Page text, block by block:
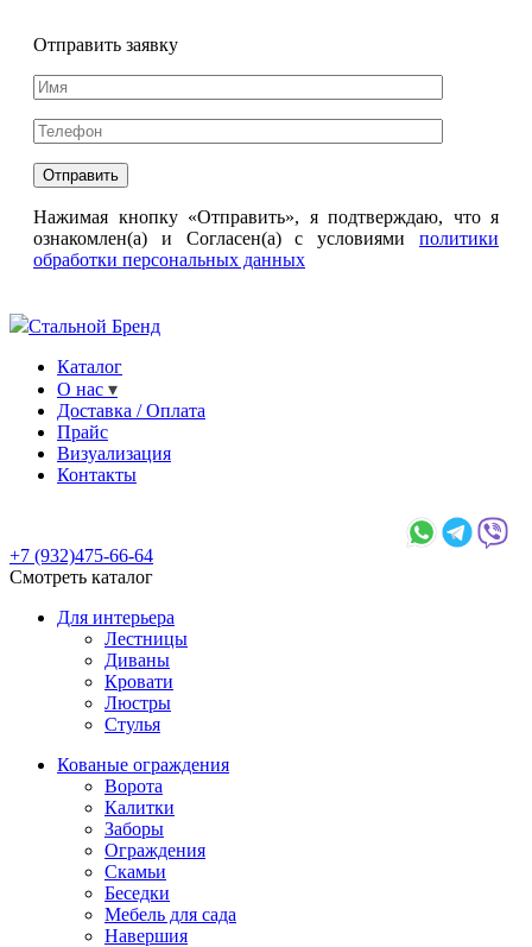
Отправить заявку
Нажимая кнопку «Отправить», я подтверждаю, что я
ознакомлен(а) и Согласен(а) с условиями политики
обработки персональных данных
Стальной Бренд
Каталог
О нас
Доставка / Оплата
Прайс
Визуализация
Контакты
+7 (932)475-66-64
Смотреть каталог
Для интерьера
Лестницы
Диваны
Кровати
Люстры
Стулья
Кованые ограждения
Ворота
Калитки
Заборы
Ограждения
Скамьи
Беседки
Мебель для сада
Навершия